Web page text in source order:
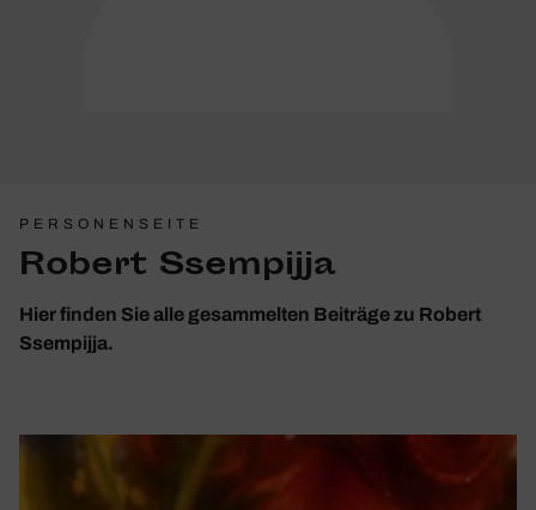
PERSONENSEITE
Robert Ssempijja
Hier finden Sie alle gesammelten Beiträge zu Robert
Ssempijja.